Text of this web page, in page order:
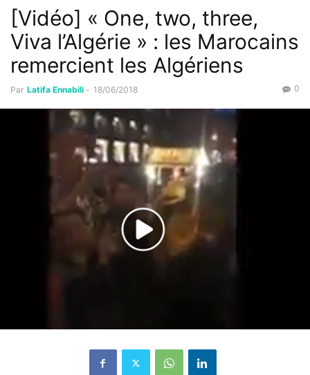
[Vidéo] « One, two, three,
Viva l’Algérie » : les Marocains
remercient les Algériens
Par Latifa Ennabili - 18/06/2018 0